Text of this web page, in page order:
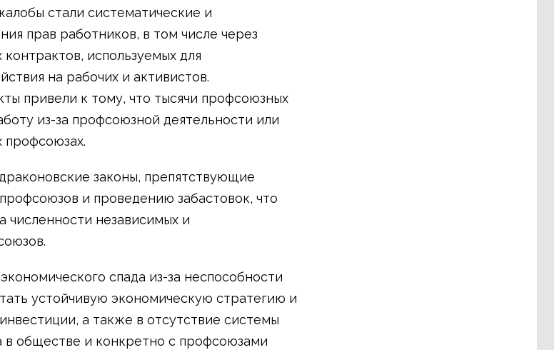
стали систематические и
прав работников, в том числе через
используемых для
на рабочих и активистов.
привели к тому, что тысячи профсоюзных
из-за профсоюзной деятельности или
профсоюзах.
законы, препятствующие
и проведению забастовок, что
численности независимых и
спада из-за неспособности
устойчивую экономическую стратегию и
а также в отсутствие системы
в обществе и конкретно с профсоюзами